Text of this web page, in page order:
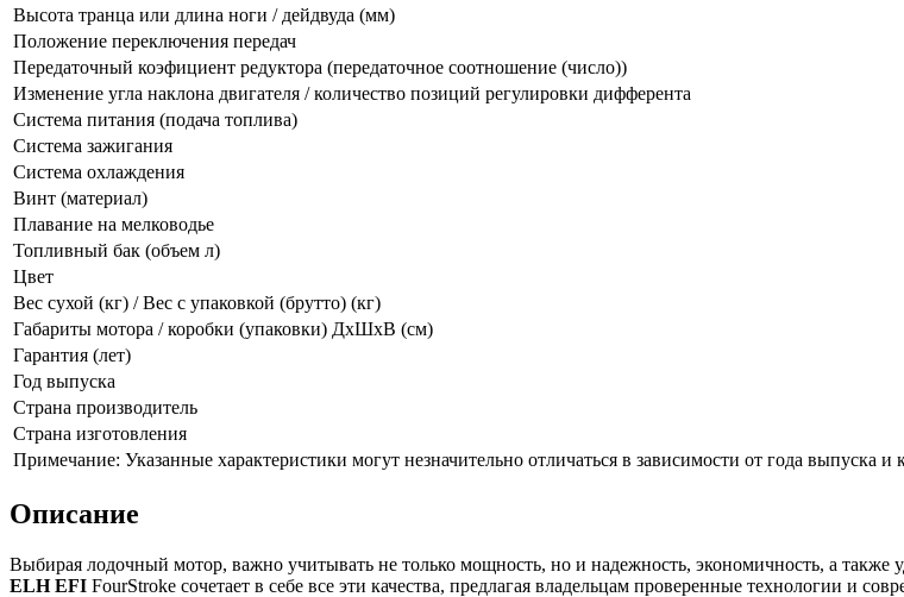
Высота транца или длина ноги / дейдвуда (мм)
Положение переключения передач
Передаточный коэфициент редуктора (передаточное соотношение (число))
Изменение угла наклона двигателя / количество позиций регулировки дифферента
Система питания (подача топлива)
Система зажигания
Система охлаждения
Винт (материал)
Плавание на мелководье
Топливный бак (объем л)
Цвет
Вес сухой (кг) / Вес с упаковкой (брутто) (кг)
Габариты мотора / коробки (упаковки) ДхШхВ (cм)
Гарантия (лет)
Год выпуска
Страна производитель
Страна изготовления
Примечание: Указанные характеристики могут незначительно отличаться в зависимости от года выпуска и
Описание
Выбирая лодочный мотор, важно учитывать не только мощность, но и надежность, экономичность, а также
ELH EFI FourStroke сочетает в себе все эти качества, предлагая владельцам проверенные технологии и